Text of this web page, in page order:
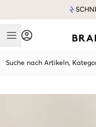
Mobile Menu
Suche nach Artikeln,